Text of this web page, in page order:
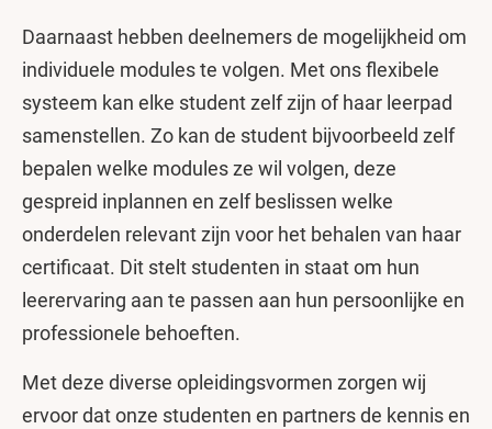
Daarnaast hebben deelnemers de mogelijkheid om
individuele modules te volgen. Met ons flexibele
systeem kan elke student zelf zijn of haar leerpad
samenstellen. Zo kan de student bijvoorbeeld zelf
bepalen welke modules ze wil volgen, deze
gespreid inplannen en zelf beslissen welke
onderdelen relevant zijn voor het behalen van haar
certificaat. Dit stelt studenten in staat om hun
leerervaring aan te passen aan hun persoonlijke en
professionele behoeften.
Met deze diverse opleidingsvormen zorgen wij
ervoor dat onze studenten en partners de kennis en